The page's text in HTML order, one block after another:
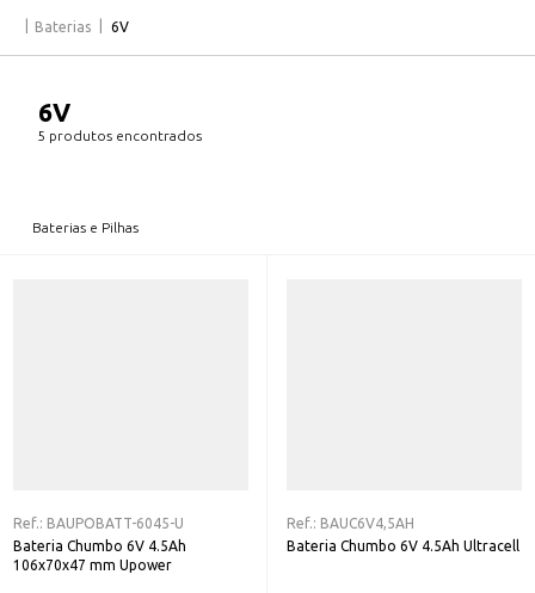
Baterias 6V
6V
5 produtos encontrados
Baterias e Pilhas
Ref.: BAUPOBATT-6045-U
Bateria Chumbo 6V 4.5Ah
106x70x47 mm Upower
Ref.: BAUC6V4,5AH
Bateria Chumbo 6V 4.5Ah Ultracell